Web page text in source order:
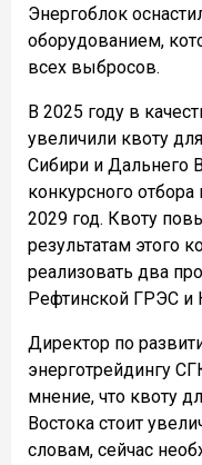
Энергоблок
оборудованием,
всех выбросов.
В 2025 году в
увеличили квоту
Сибири и Дальнего
конкурсного
2029 год. Квоту
результатам этого
реализовать два
Рефтинской ГРЭС и
Директор по
энерготрейдингу
мнение, что квоту
Востока стоит
словам, сейчас